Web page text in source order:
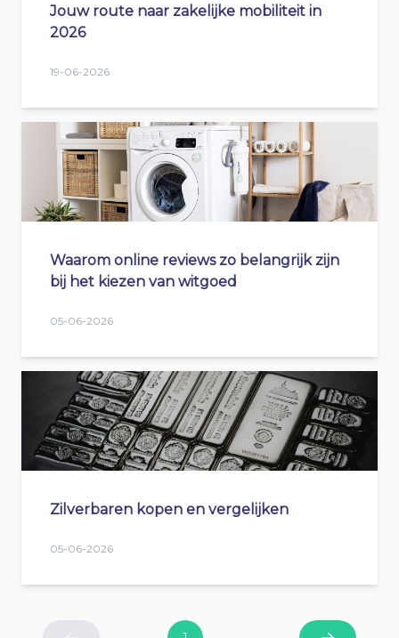
Jouw route naar zakelijke mobiliteit in
2026
19-06-2026
Waarom online reviews zo belangrijk zijn
bij het kiezen van witgoed
05-06-2026
Zilverbaren kopen en vergelijken
05-06-2026